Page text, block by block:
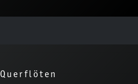
Querflöten